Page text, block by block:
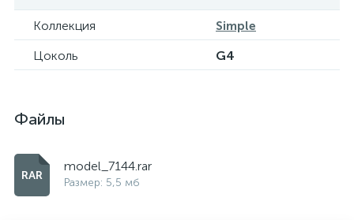
Коллекция
Simple
Цоколь
G4
Файлы
model_7144.rar
Размер: 5,5 мб